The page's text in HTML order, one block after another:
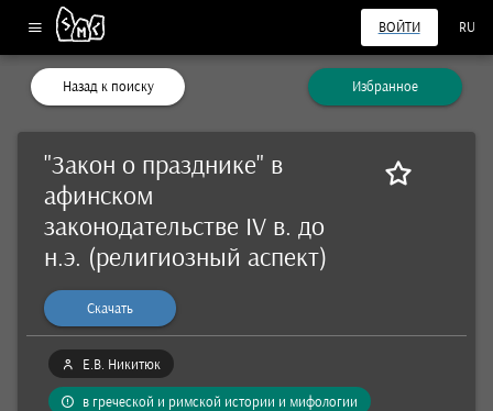
ВОЙТИ RU
Назад к поиску Избранное
"Закон о празднике" в
афинском
законодательстве IV в. до
н.э. (религиозный аспект)
Скачать
Е.В. Никитюк
в греческой и римской истории и мифологии